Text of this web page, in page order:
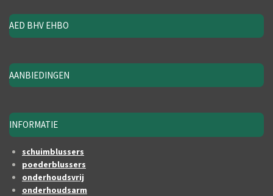
AED BHV EHBO
AANBIEDINGEN
INFORMATIE
schuimblussers
poederblussers
onderhoudsvrij
onderhoudsarm